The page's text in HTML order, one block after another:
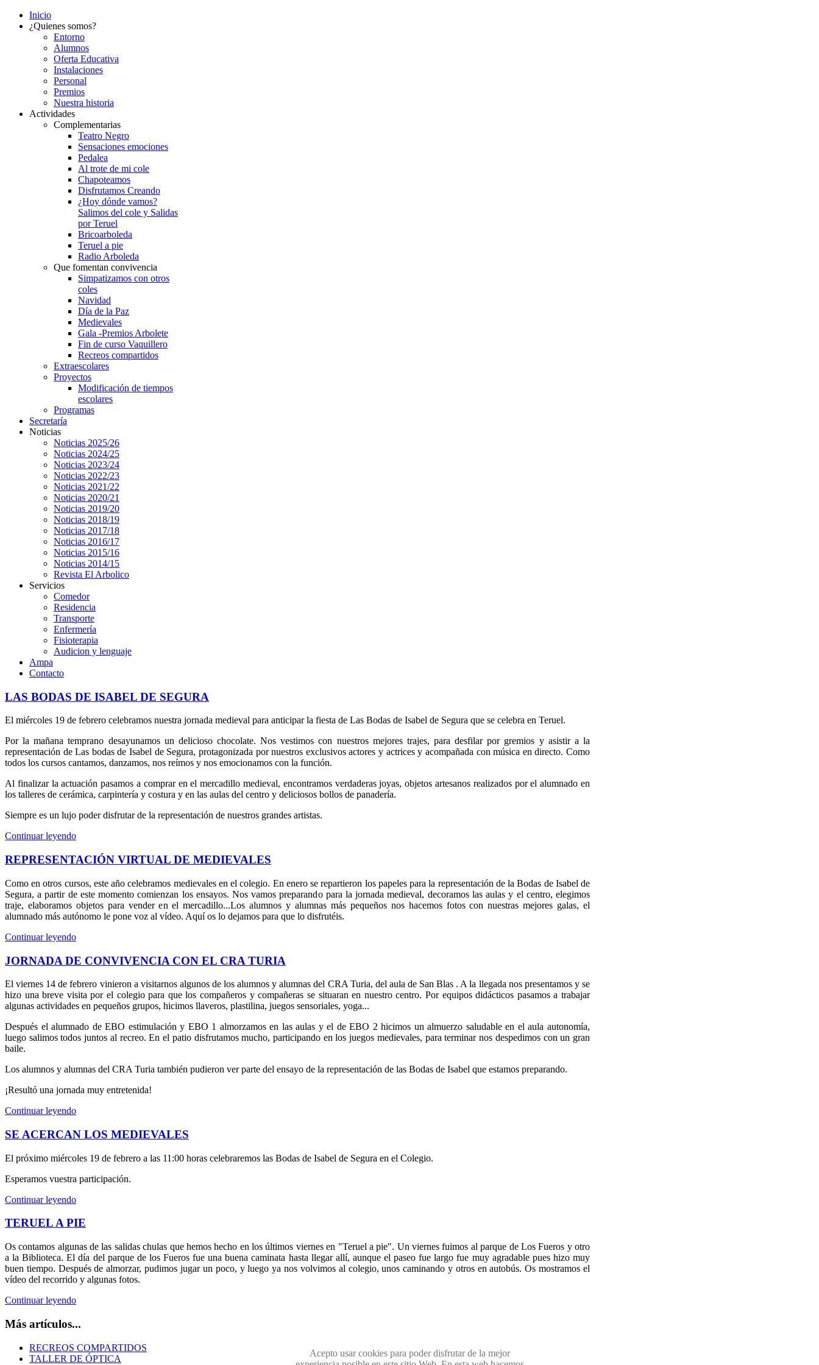
Inicio
¿Quienes somos?
Entorno
Alumnos
Oferta Educativa
Instalaciones
Personal
Premios
Nuestra historia
Actividades
Complementarias
Teatro Negro
Sensaciones emociones
Pedalea
Al trote de mi cole
Chapoteamos
Disfrutamos Creando
¿Hoy dónde vamos?
Salimos del cole y Salidas
por Teruel
Bricoarboleda
Teruel a pie
Radio Arboleda
Que fomentan convivencia
Simpatizamos con otros
coles
Navidad
Día de la Paz
Medievales
Gala -Premios Arbolete
Fin de curso Vaquillero
Recreos compartidos
Extraescolares
Proyectos
Modificación de tiempos
escolares
Programas
Secretaría
Noticias
Noticias 2025/26
Noticias 2024/25
Noticias 2023/24
Noticias 2022/23
Noticias 2021/22
Noticias 2020/21
Noticias 2019/20
Noticias 2018/19
Noticias 2017/18
Noticias 2016/17
Noticias 2015/16
Noticias 2014/15
Revista El Arbolico
Servicios
Comedor
Residencia
Transporte
Enfermería
Fisioterapia
Audicion y lenguaje
Ampa
Contacto
LAS BODAS DE ISABEL DE SEGURA
El miércoles 19 de febrero celebramos nuestra jornada medieval para anticipar la fiesta de Las Bodas de Isabel de Segura que se celebra en Teruel.
Por la mañana temprano desayunamos un delicioso chocolate. Nos vestimos con nuestros mejores trajes, para desfilar por gremios y asistir a la
representación de Las bodas de Isabel de Segura, protagonizada por nuestros exclusivos actores y actrices y acompañada con música en directo. Como
todos los cursos cantamos, danzamos, nos reímos y nos emocionamos con la función.
Al finalizar la actuación pasamos a comprar en el mercadillo medieval, encontramos verdaderas joyas, objetos artesanos realizados por el alumnado en
los talleres de cerámica, carpintería y costura y en las aulas del centro y deliciosos bollos de panadería.
Siempre es un lujo poder disfrutar de la representación de nuestros grandes artistas.
Continuar leyendo
REPRESENTACIÓN VIRTUAL DE MEDIEVALES
Como en otros cursos, este año celebramos medievales en el colegio. En enero se repartieron los papeles para la representación de la Bodas de Isabel de
Segura, a partir de este momento comienzan los ensayos. Nos vamos preparando para la jornada medieval, decoramos las aulas y el centro, elegimos
traje, elaboramos objetos para vender en el mercadillo...Los alumnos y alumnas más pequeños nos hacemos fotos con nuestras mejores galas, el
alumnado más autónomo le pone voz al vídeo. Aquí os lo dejamos para que lo disfrutéis.
Continuar leyendo
JORNADA DE CONVIVENCIA CON EL CRA TURIA
El viernes 14 de febrero vinieron a visitarnos algunos de los alumnos y alumnas del CRA Turia, del aula de San Blas . A la llegada nos presentamos y se
hizo una breve visita por el colegio para que los compañeros y compañeras se situaran en nuestro centro. Por equipos didácticos pasamos a trabajar
algunas actividades en pequeños grupos, hicimos llaveros, plastilina, juegos sensoriales, yoga...
Después el alumnado de EBO estimulación y EBO 1 almorzamos en las aulas y el de EBO 2 hicimos un almuerzo saludable en el aula autonomía,
luego salimos todos juntos al recreo. En el patio disfrutamos mucho, participando en los juegos medievales, para terminar nos despedimos con un gran
baile.
Los alumnos y alumnas del CRA Turia también pudieron ver parte del ensayo de la representación de las Bodas de Isabel que estamos preparando.
¡Resultó una jornada muy entretenida!
Continuar leyendo
SE ACERCAN LOS MEDIEVALES
El próximo miércoles 19 de febrero a las 11:00 horas celebraremos las Bodas de Isabel de Segura en el Colegio.
Esperamos vuestra participación.
Continuar leyendo
TERUEL A PIE
Os contamos algunas de las salidas chulas que hemos hecho en los últimos viernes en "Teruel a pie". Un viernes fuimos al parque de Los Fueros y otro
a la Biblioteca. El día del parque de los Fueros fue una buena caminata hasta llegar allí, aunque el paseo fue largo fue muy agradable pues hizo muy
buen tiempo. Después de almorzar, pudimos jugar un poco, y luego ya nos volvimos al colegio, unos caminando y otros en autobús. Os mostramos el
vídeo del recorrido y algunas fotos.
Continuar leyendo
Más artículos...
RECREOS COMPARTIDOS
TALLER DE ÓPTICA
Acepto usar cookies para poder disfrutar de la mejor